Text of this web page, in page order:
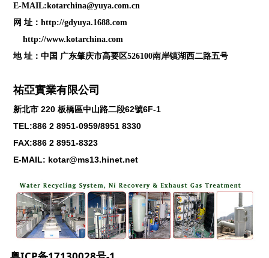
E-MAIL:kotarchina@yuya.com.cn
网 址： http://gdyuya.1688.com
http://www.kotarchina.com
地 址：中国 广东肇庆市高要区526100南岸镇湖西二路五号
祐亞實業有限公司
新北市220 板橋區中山路二段62號6F-1
TEL:886 2 8951-0959/8951 8330
FAX:886 2 8951-8323
E-MAIL: kotar@ms13.hinet.net